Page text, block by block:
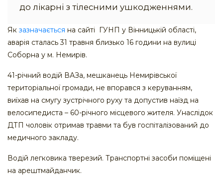
до лікарні з тілесними ушкодженнями.
Як зазначається на сайті ГУНП у Вінницькій області,
аварія сталась 31 травня близько 16 години на вулиці
Соборна у м. Немирів.
41-річний водій ВАЗа, мешканець Немирівської
територіальної громади, не впорався з керуванням,
виїхав на смугу зустрічного руху та допустив наїзд на
велосипедиста – 60-річного місцевого жителя. Унаслідок
ДТП чоловік отримав травми та був госпіталізований до
медичного закладу.
Водій легковика тверезий. Транспортні засоби поміщені
на арештмайданчик.